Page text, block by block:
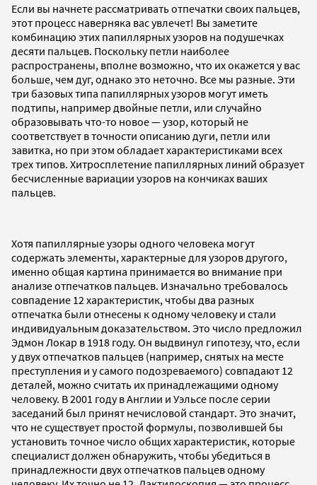
Если вы начнете рассматривать отпечатки своих пальцев,
этот процесс наверняка вас увлечет! Вы заметите
комбинацию этих папиллярных узоров на подушечках
десяти пальцев. Поскольку петли наиболее
распространены, вполне возможно, что их окажется у вас
больше, чем дуг, однако это неточно. Все мы разные. Эти
три базовых типа папиллярных узоров могут иметь
подтипы, например двойные петли, или случайно
образовывать что-то новое — узор, который не
соответствует в точности описанию дуги, петли или
завитка, но при этом обладает характеристиками всех
трех типов. Хитросплетение папиллярных линий образует
бесчисленные вариации узоров на кончиках ваших
пальцев.
Хотя папиллярные узоры одного человека могут
содержать элементы, характерные для узоров другого,
именно общая картина принимается во внимание при
анализе отпечатков пальцев. Изначально требовалось
совпадение 12 характеристик, чтобы два разных
отпечатка были отнесены к одному человеку и стали
индивидуальным доказательством. Это число предложил
Эдмон Локар в 1918 году. Он выдвинул гипотезу, что, если
у двух отпечатков пальцев (например, снятых на месте
преступления и у самого подозреваемого) совпадают 12
деталей, можно считать их принадлежащими одному
человеку. В 2001 году в Англии и Уэльсе после серии
заседаний был принят нечисловой стандарт. Это значит,
что не существует простой формулы, позволившей бы
установить точное число общих характеристик, которые
специалист должен обнаружить, чтобы убедиться в
принадлежности двух отпечатков пальцев одному